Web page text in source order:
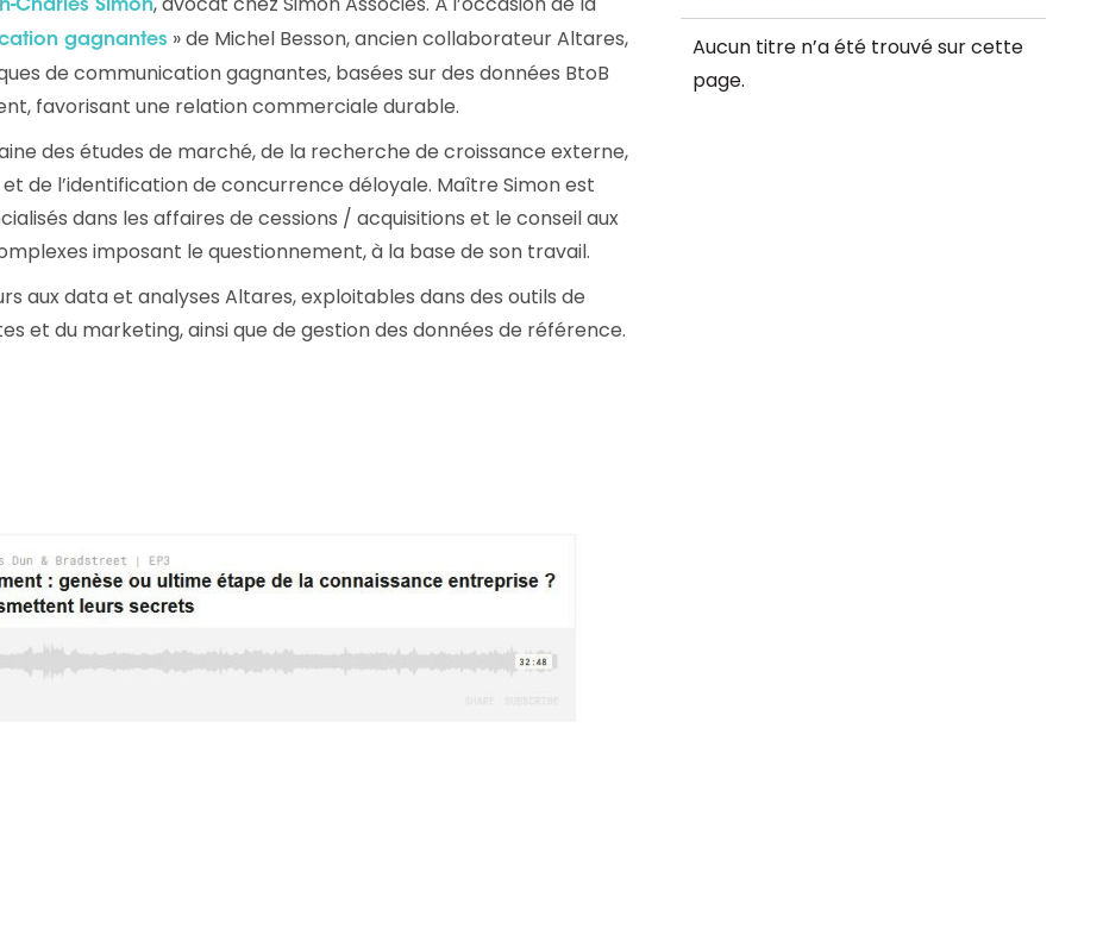
à
notre évaluation EcoVadis.
Consulter le rapport
Charles Simon
gagnantes » de Michel Besson, ancien collaborateur Altares,
de communication gagnantes, basées sur des données BtoB
favorisant une relation commerciale durable.
des études de marché, de la recherche de croissance externe,
de l’identification de concurrence déloyale. Maître Simon est
dans les affaires de cessions / acquisitions et le conseil aux
imposant le questionnement, à la base de son travail.
aux data et analyses Altares, exploitables dans des outils de
et du marketing, ainsi que de gestion des données de référence.
Aucun titre n’a été trouvé sur cette
page.